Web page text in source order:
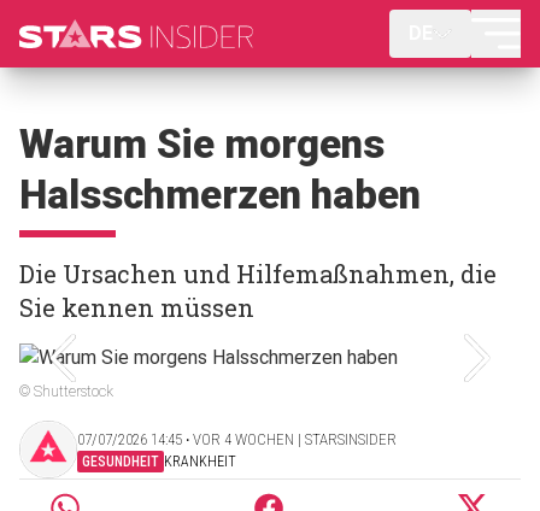
Warum Sie morgens
Halsschmerzen haben
Die Ursachen und Hilfemaßnahmen, die
Sie kennen müssen
© Shutterstock
07/07/2026 14:45 ‧ VOR 4 WOCHEN | STARSINSIDER
GESUNDHEIT KRANKHEIT